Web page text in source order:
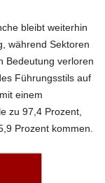
bleibt weiterhin
während Sektoren
Bedeutung verloren
Führungsstils auf
einem
zu 97,4 Prozent,
Prozent kommen.